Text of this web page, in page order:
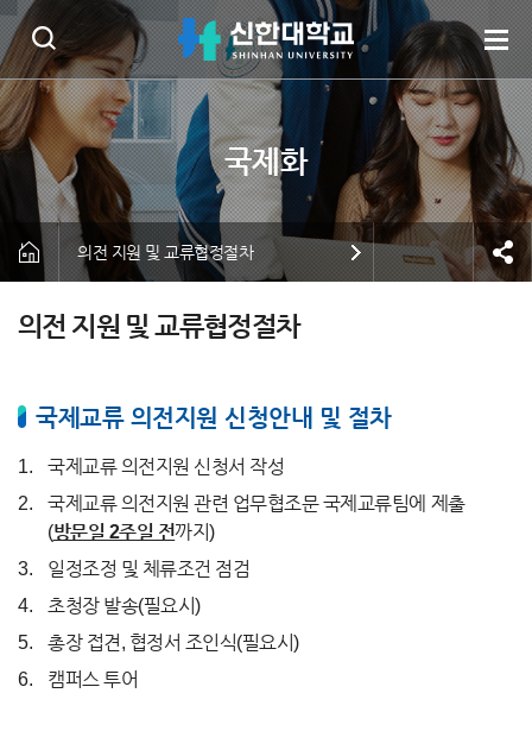
의전 지원 및 교류협정절차
의전 지원 및 교류협정절차
국제교류 의전지원 신청안내 및 절차
국제교류 의전지원 신청서 작성
국제교류 의전지원 관련 업무협조문 국제교류팀에 제출
(방문일 2주일 전까지)
일정조정 및 체류조건 점검
초청장 발송(필요시)
총장 접견, 협정서 조인식(필요시)
캠퍼스 투어